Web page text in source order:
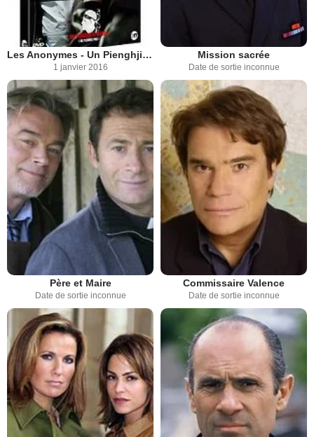
Les Anonymes - Un Pienghjite Micca (TV)
1 janvier 2016
Mission sacrée
Date de sortie inconnue
Père et Maire
Date de sortie inconnue
Commissaire Valence
Date de sortie inconnue